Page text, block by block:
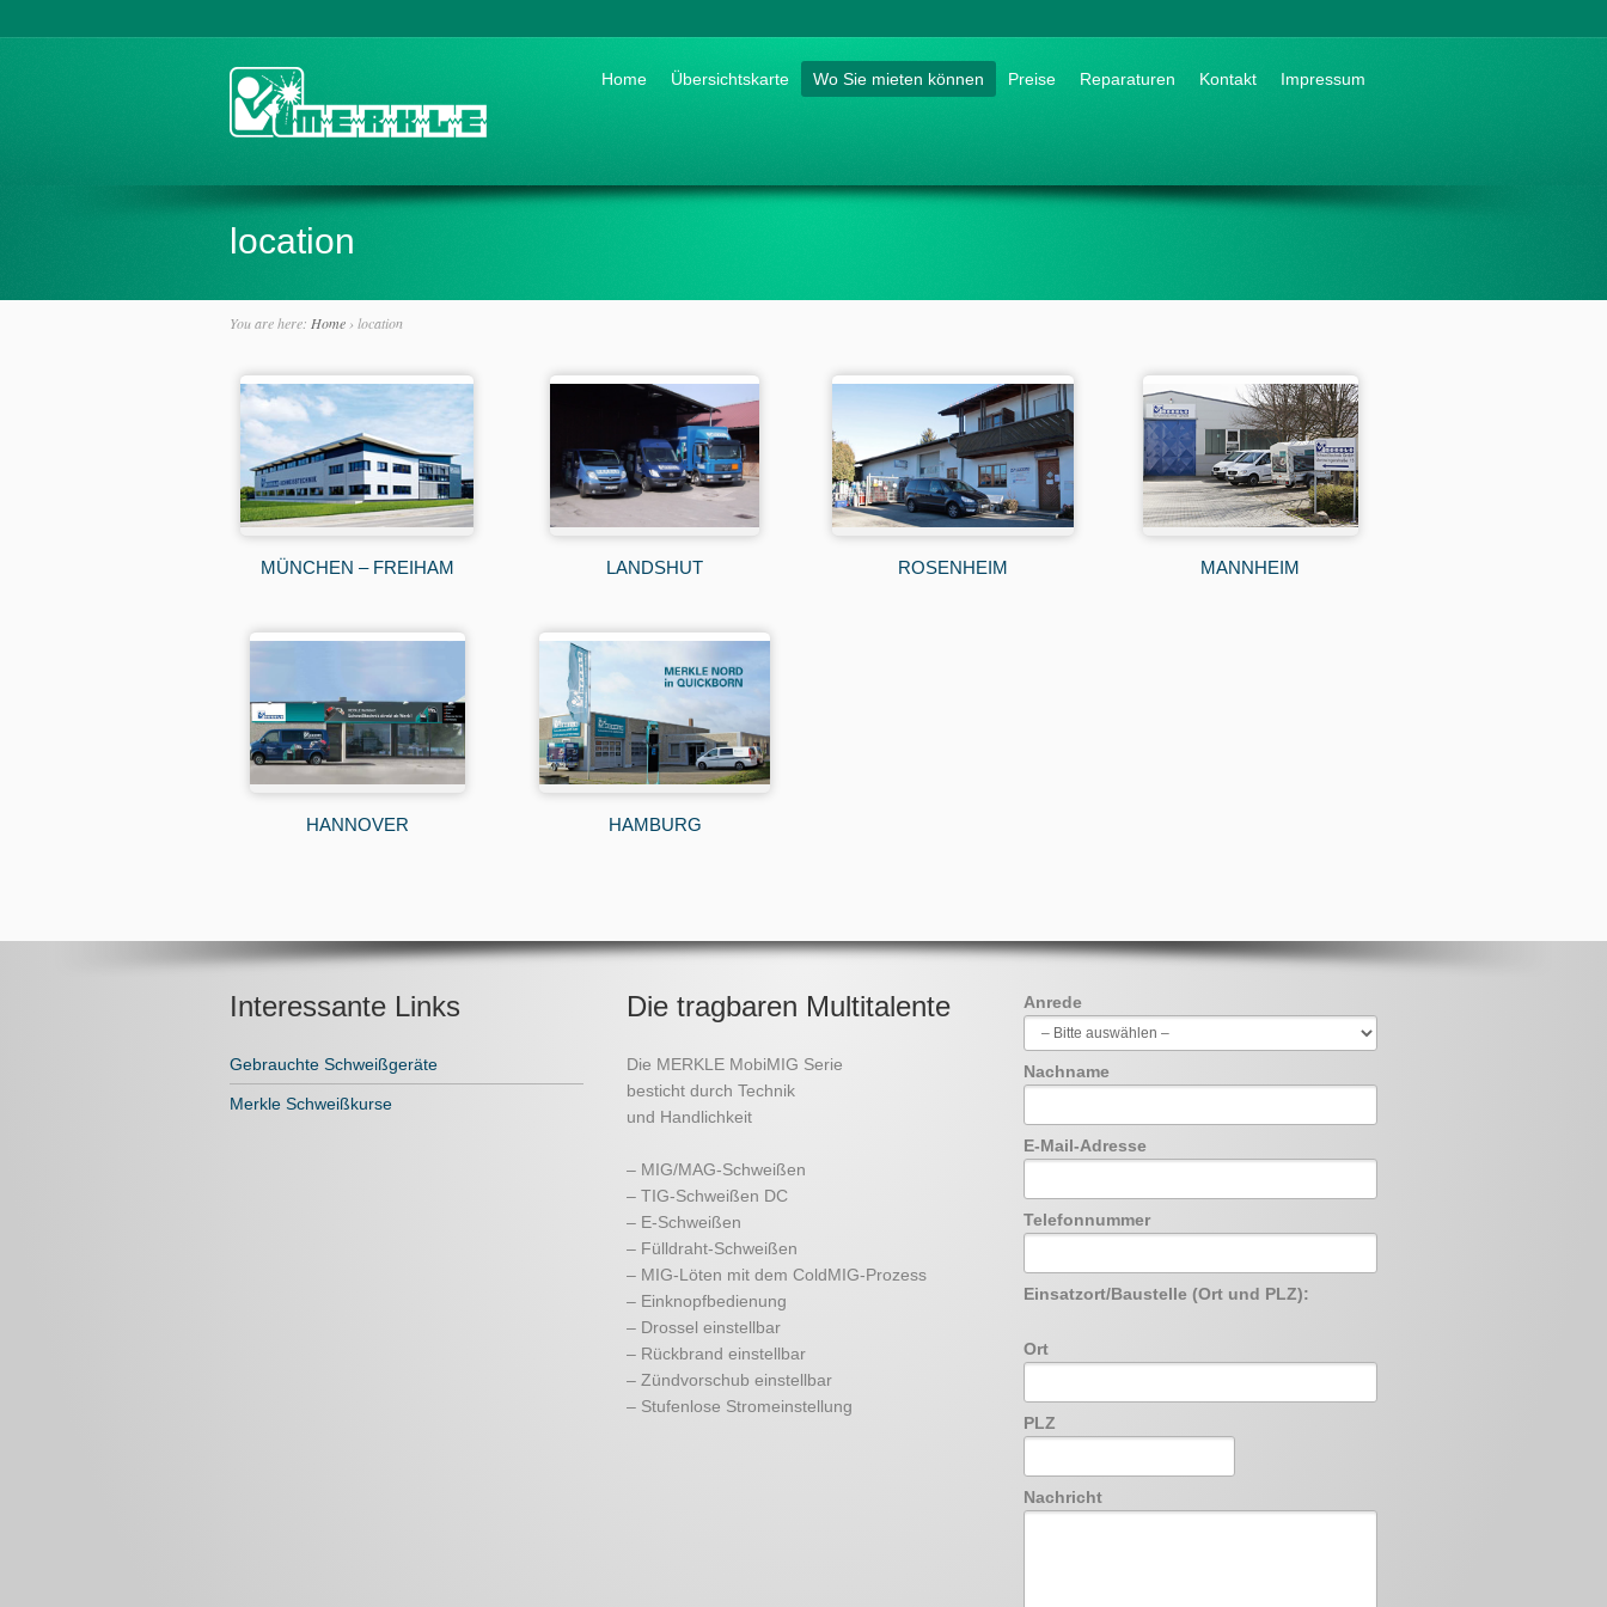
Go to:
Home Übersichtskarte Wo Sie mieten können Preise Reparaturen Kontakt Impressum
location
You are here: Home › location
MÜNCHEN – FREIHAM LANDSHUT ROSENHEIM MANNHEIM
HANNOVER HAMBURG
Interessante Links
Gebrauchte Schweißgeräte
Merkle Schweißkurse
Die tragbaren Multitalente
Die MERKLE MobiMIG Serie
besticht durch Technik
und Handlichkeit
– MIG/MAG-Schweißen
– TIG-Schweißen DC
– E-Schweißen
– Fülldraht-Schweißen
– MIG-Löten mit dem ColdMIG-Prozess
– Einknopfbedienung
– Drossel einstellbar
– Rückbrand einstellbar
– Zündvorschub einstellbar
– Stufenlose Stromeinstellung
Anrede
Nachname
E-Mail-Adresse
Telefonnummer
Einsatzort/Baustelle (Ort und PLZ):
Ort
PLZ
Nachricht